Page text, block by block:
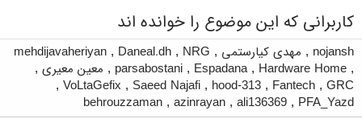
کاربرانی که این موضوع را خوانده اند
nojansh
, مهدی کیارستمی ,
NRG
,
Daneal.dh
,
mehdijavaheriyan
,
Hardware Home
,
Espadana
,
parsabostani
, معین معیری ,
GRC
,
Fantech
,
hood-313
,
Saeed Najafi
,
VoLtaGefix
,
PFA_Yazd
,
ali136369
,
azinrayan
,
behrouzzaman